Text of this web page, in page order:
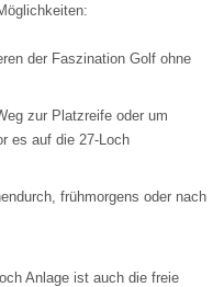
der Faszination Golf ohne
zur Platzreife oder um
es auf die 27-Loch
frühmorgens oder nach
Anlage ist auch die freie